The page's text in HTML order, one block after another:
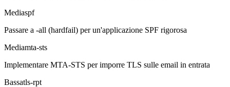
Mediaspf
Passare a -all (hardfail) per un'applicazione SPF rigorosa
Mediamta-sts
Implementare MTA-STS per imporre TLS sulle email in entrata
Bassatls-rpt